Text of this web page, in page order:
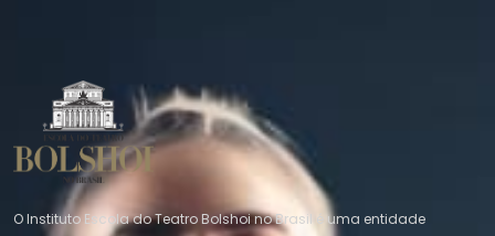
O Instituto Escola do Teatro Bolshoi no Brasil é uma entidade